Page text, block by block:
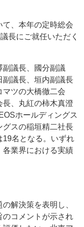
、本年の定時総会
長にご就任いただく
副議長、國分副議
副議長、垣内副議長
マツの大橋徹二会
、丸紅の柿木真澄
ホールディングス
グスの稲垣精二社長
19名となる。いずれ
各業界における実績
解決策を表明し、
のコメントが示され